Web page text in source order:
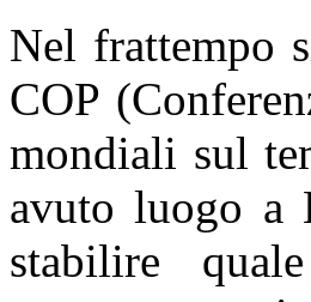
Nel frattempo
COP
mondiali sul
avuto luogo
stabilire